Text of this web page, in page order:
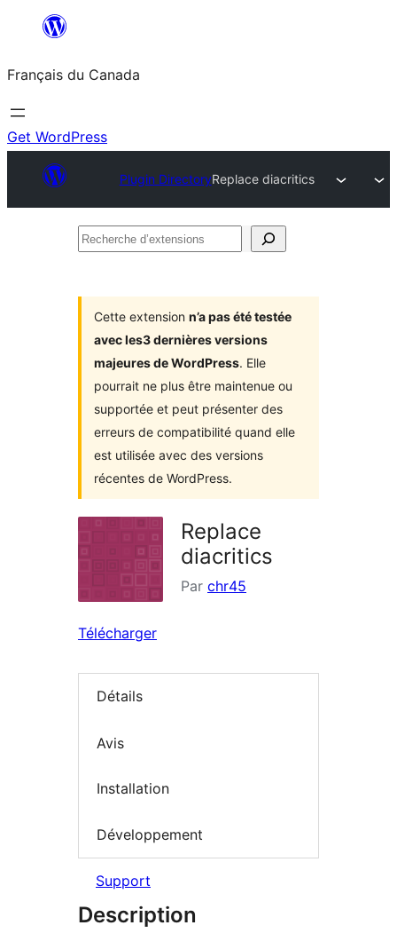
contenu
Français du Canada
Get WordPress
Plugin DirectoryReplace diacritics
Recherche
Cette extension n’a pas été testée
avec les3 dernières versions
majeures de WordPress. Elle
pourrait ne plus être maintenue ou
supportée et peut présenter des
erreurs de compatibilité quand elle
est utilisée avec des versions
récentes de WordPress.
Replace
diacritics
Par chr45
Télécharger
Détails
Avis
Installation
Développement
Support
Description